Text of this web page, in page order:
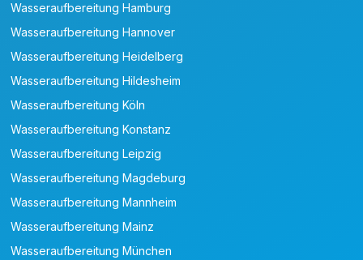
Wasseraufbereitung Hamburg
Wasseraufbereitung Hannover
Wasseraufbereitung Heidelberg
Wasseraufbereitung Hildesheim
Wasseraufbereitung Köln
Wasseraufbereitung Konstanz
Wasseraufbereitung Leipzig
Wasseraufbereitung Magdeburg
Wasseraufbereitung Mannheim
Wasseraufbereitung Mainz
Wasseraufbereitung München